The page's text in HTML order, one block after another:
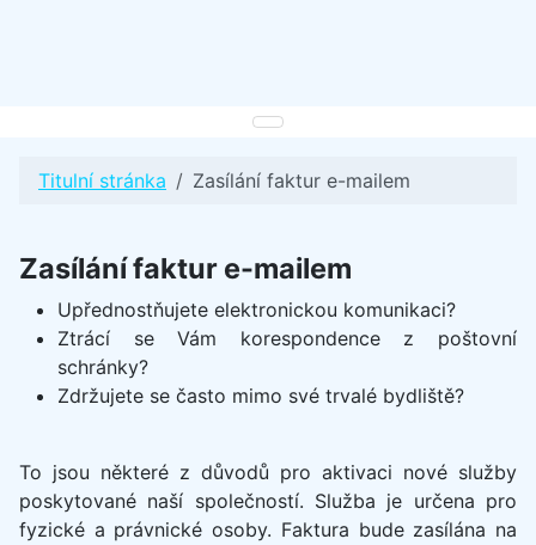
Titulní stránka Zasílání faktur e-mailem
Zasílání faktur e-mailem
Upřednostňujete elektronickou komunikaci?
Ztrácí se Vám korespondence z poštovní
schránky?
Zdržujete se často mimo své trvalé bydliště?
To jsou některé z důvodů pro aktivaci nové služby
poskytované naší společností. Služba je určena pro
fyzické a právnické osoby. Faktura bude zasílána na